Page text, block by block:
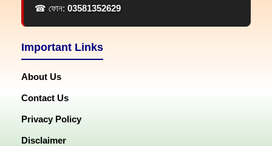
☎ ফোন: 03581352629
Important Links
About Us
Contact Us
Privacy Policy
Disclaimer